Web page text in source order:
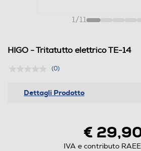
1/11
HIGO - Tritatutto elettrico TE-14
(0)
Dettagli Prodotto
€
IVA e contributo